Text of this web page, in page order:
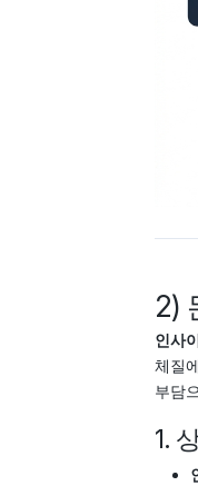
2)
인사
체질
부담
1.